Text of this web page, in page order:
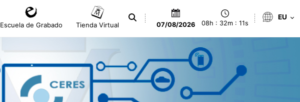
Escuela de Grabado Tienda Virtual 07/08/2026 08h : 32m : 11s
EU